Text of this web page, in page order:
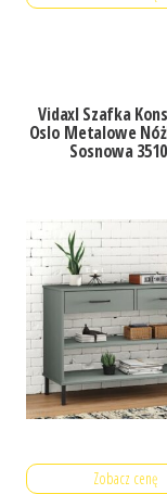
Vidaxl Szafka
Oslo Metalowe
Sosnowa
Zobacz cenę